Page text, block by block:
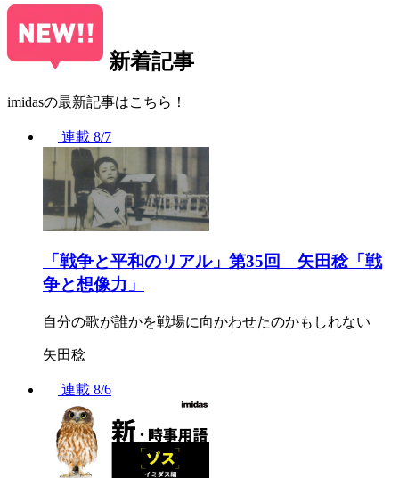
新着記事
imidasの最新記事はこちら！
連載 8/7
「戦争と平和のリアル」第35回 矢田稔「戦
争と想像力」
自分の歌が誰かを戦場に向かわせたのかもしれない
矢田稔
連載 8/6